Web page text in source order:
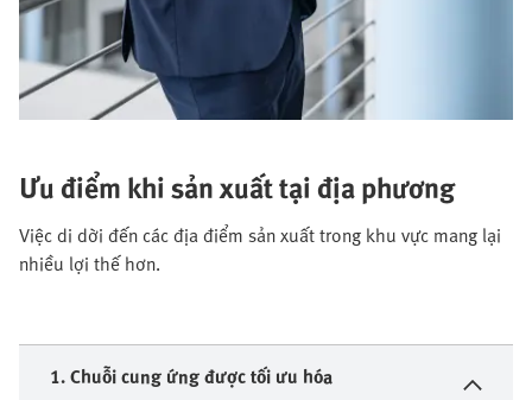
Ưu điểm khi sản xuất tại địa phương
Việc di dời đến các địa điểm sản xuất trong khu vực mang lại
nhiều lợi thế hơn.
1. Chuỗi cung ứng được tối ưu hóa